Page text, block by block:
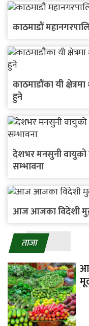
काठमाडौं
काठमाडौंका यी
हुने
देशभर मनसुनी वायुको
सम्भावना
आज आजका विदेशी
ताजा